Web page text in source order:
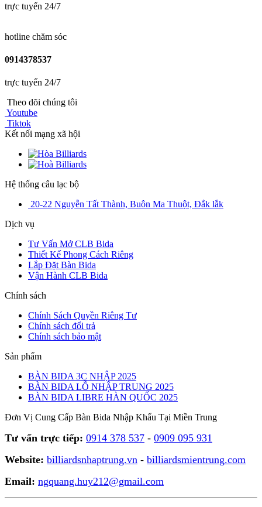
trực tuyến 24/7
hotline chăm sóc
0914378537
trực tuyến 24/7
Theo dõi chúng tôi
Youtube
Tiktok
Kết nối mạng xã hội
Hệ thống câu lạc bộ
20-22 Nguyễn Tất Thành, Buôn Ma Thuột, Đắk lắk
Dịch vụ
Tư Vấn Mở CLB Bida
Thiết Kế Phong Cách Riêng
Lắp Đặt Bàn Bida
Vận Hành CLB Bida
Chính sách
Chính Sách Quyền Riêng Tư
Chính sách đổi trả
Chính sách bảo mật
Sản phẩm
BÀN BIDA 3C NHẬP 2025
BÀN BIDA LỖ NHẬP TRUNG 2025
BÀN BIDA LIBRE HÀN QUỐC 2025
Đơn Vị Cung Cấp Bàn Bida Nhập Khẩu Tại Miền Trung
Tư vấn trực tiếp: 0914 378 537 - 0909 095 931
Website: billiardsnhaptrung.vn - billiardsmientrung.com
Email: ngquang.huy212@gmail.com